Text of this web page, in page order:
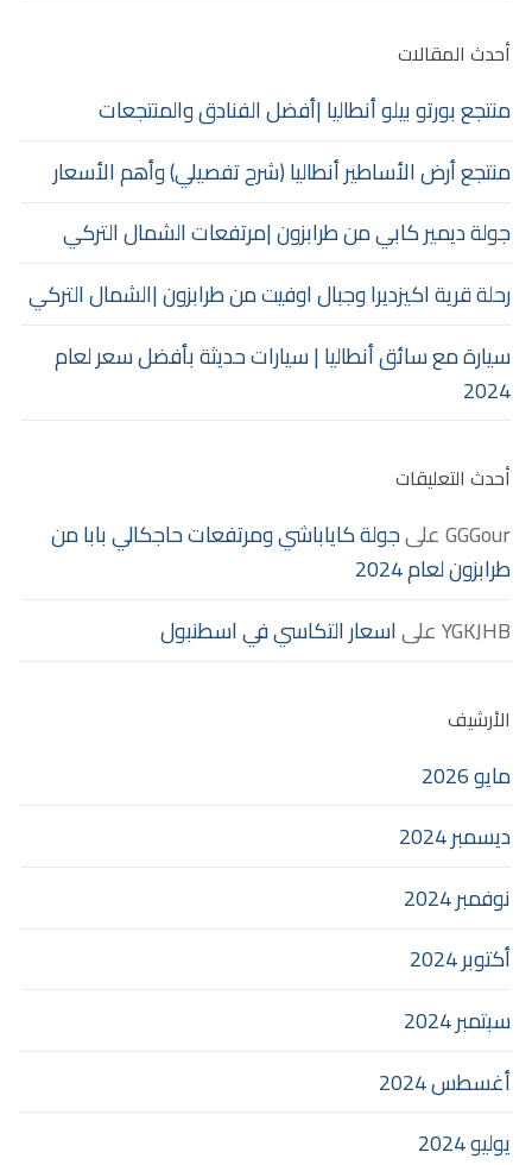
أحدث المقالات
منتجع بورتو بيلو أنطاليا |أفضل الفنادق والمنتجعات
منتجع أرض الأساطير أنطاليا (شرح تفصيلي) وأهم الأسعار
جولة ديمير كابي من طرابزون |مرتفعات الشمال التركي
رحلة قرية اكيزديرا وجبال اوفيت من طرابزون |الشمال التركي
سيارة مع سائق أنطاليا | سيارات حديثة بأفضل سعر لعام
2024
أحدث التعليقات
GGGourعلىجولة كاياباشي ومرتفعات حاجكالي بابا من
طرابزون لعام 2024
YGKJHBعلىاسعار التكاسي في اسطنبول
الأرشيف
مايو 2026
ديسمبر 2024
نوفمبر 2024
أكتوبر 2024
سبتمبر 2024
أغسطس 2024
يوليو 2024